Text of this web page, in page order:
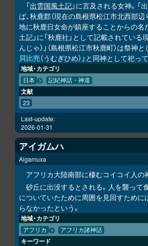
「出雲国風土記」に言及される女神。「
ば、秋鹿郡（現在の島根県松江市北西部
地に秋鹿日女命が鎮座することからの名
土記」に「秋鹿社」として記載されている
んじゃ）」（島根県松江市秋鹿町）は祭神
貝比売（うむぎひめ）」と同神として祀っ
地域・カテゴリ
日本 記紀神話・神道
文献
23
Last-update:
2026-01-31
アイガムハ
Aigamuxa
アフリカ大陸南部に棲むコイコイ人の
砂丘に出没するとされる。人を襲って
についていたために周囲を見回すために
らなかったという。
地域・カテゴリ
アフリカ アフリカ諸神話
キーワード